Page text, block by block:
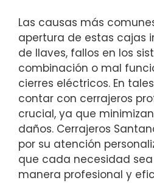
Las causas más
apertura de estas cajas
de llaves, fallos en los
combinación o mal
cierres eléctricos. En
contar con cerrajeros
crucial, ya que
daños. Cerrajeros
por su atención
que cada necesidad
manera profesional y